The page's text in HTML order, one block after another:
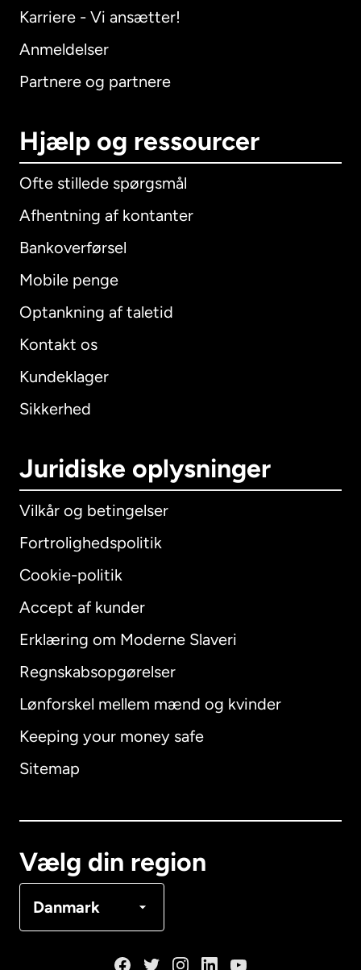
Karriere - Vi ansætter!
Anmeldelser
Partnere og partnere
Hjælp og ressourcer
Ofte stillede spørgsmål
Afhentning af kontanter
Bankoverførsel
Mobile penge
Optankning af taletid
Kontakt os
Kundeklager
Sikkerhed
Juridiske oplysninger
Vilkår og betingelser
Fortrolighedspolitik
Cookie-politik
Accept af kunder
Erklæring om Moderne Slaveri
Regnskabsopgørelser
Lønforskel mellem mænd og kvinder
Keeping your money safe
Sitemap
Vælg din region
Danmark
International English
Australien